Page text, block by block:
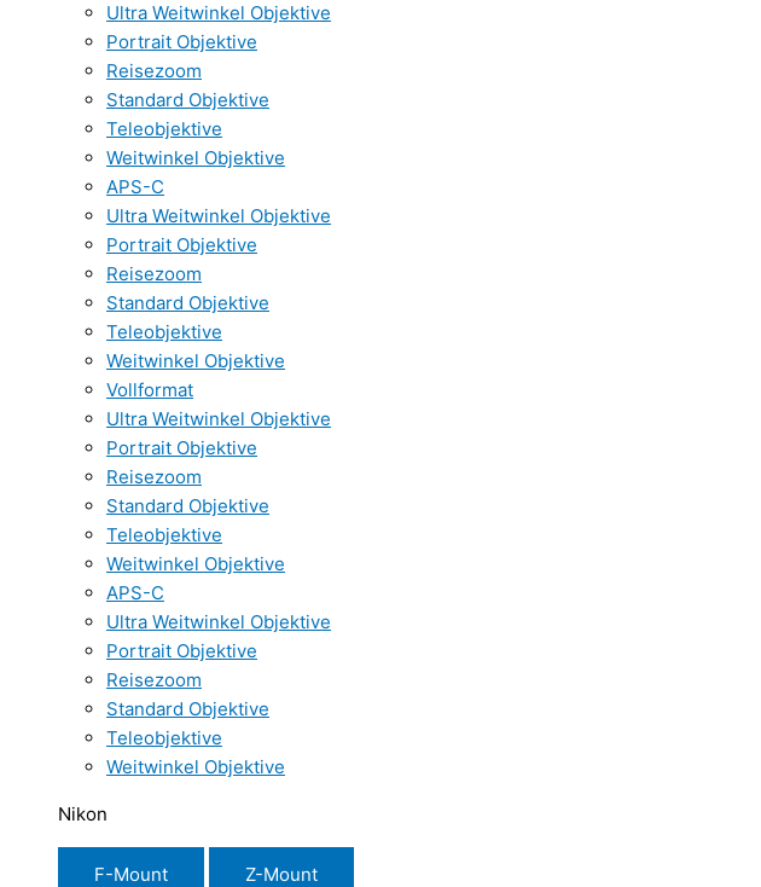
Ultra Weitwinkel Objektive
Portrait Objektive
Reisezoom
Standard Objektive
Teleobjektive
Weitwinkel Objektive
APS-C
Ultra Weitwinkel Objektive
Portrait Objektive
Reisezoom
Standard Objektive
Teleobjektive
Weitwinkel Objektive
Vollformat
Ultra Weitwinkel Objektive
Portrait Objektive
Reisezoom
Standard Objektive
Teleobjektive
Weitwinkel Objektive
APS-C
Ultra Weitwinkel Objektive
Portrait Objektive
Reisezoom
Standard Objektive
Teleobjektive
Weitwinkel Objektive
Nikon
F-Mount
Z-Mount